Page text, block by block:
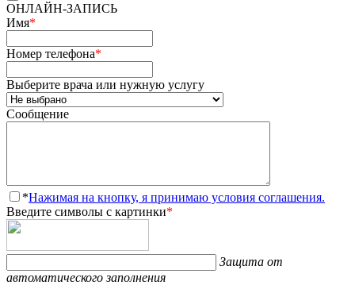
ОНЛАЙН-ЗАПИСЬ
Имя*
Номер телефона*
Выберите врача или нужную услугу
Сообщение
*Нажимая на кнопку, я принимаю условия соглашения.
Введите символы с картинки*
Защита от
автоматического заполнения